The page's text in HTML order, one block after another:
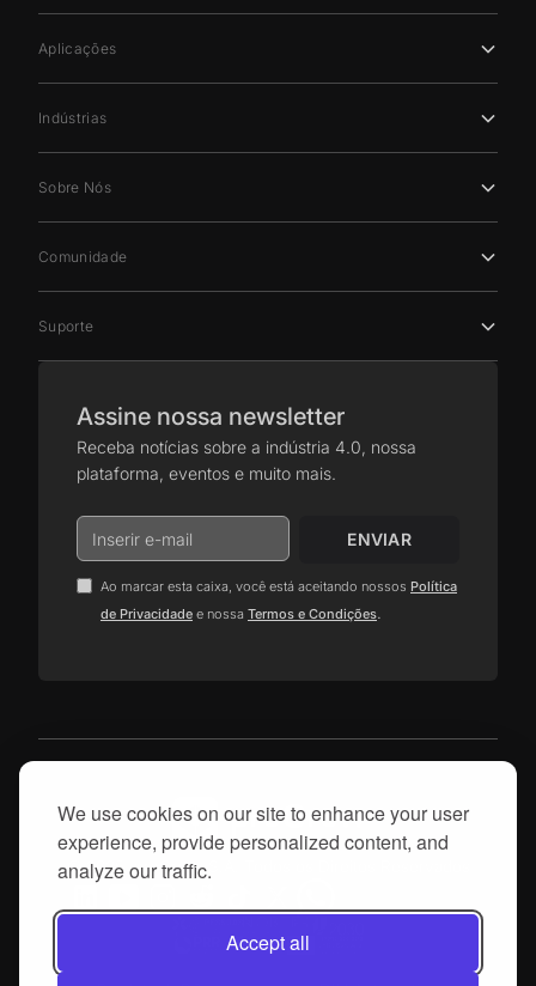
We use cookies on our site to enhance your user
experience, provide personalized content, and
analyze our traffic.
Accept all
Aplicações
Indústrias
Sobre Nós
Comunidade
Suporte
Assine nossa newsletter
Receba notícias sobre a indústria 4.0, nossa
plataforma, eventos e muito mais.
Ao marcar esta caixa, você está aceitando nossos Política
de Privacidade e nossa Termos e Condições.
© 2025, proGrow, S.A. Todos os Direitos Reservados